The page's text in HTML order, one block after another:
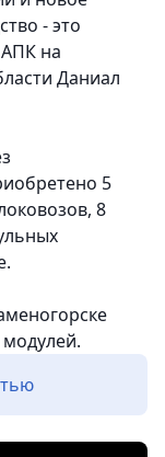
- это
на
Даниал
5
8